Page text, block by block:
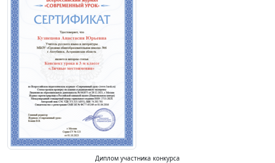
Диплом участника конкурса